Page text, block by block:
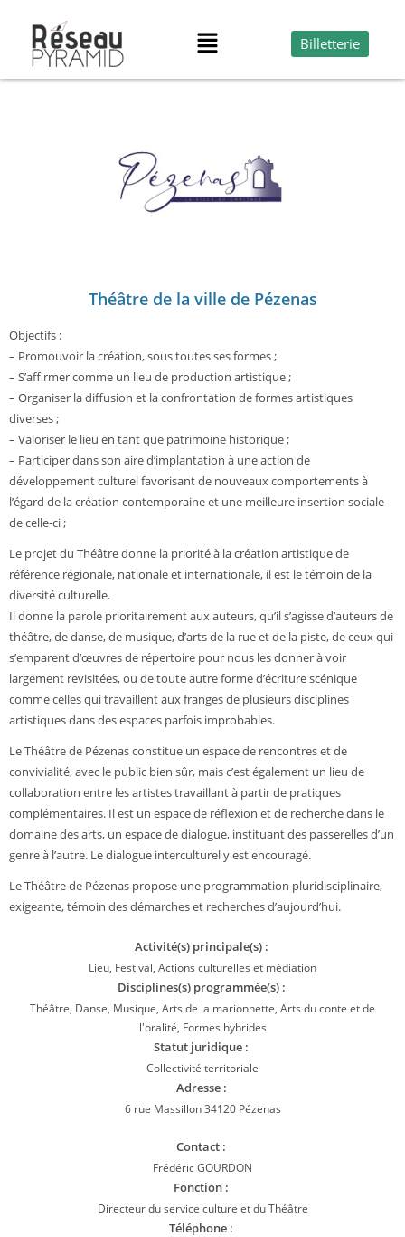
Billetterie
Théâtre de la ville de Pézenas
Objectifs :
– Promouvoir la création, sous toutes ses formes ;
– S’affirmer comme un lieu de production artistique ;
– Organiser la diffusion et la confrontation de formes artistiques
diverses ;
– Valoriser le lieu en tant que patrimoine historique ;
– Participer dans son aire d’implantation à une action de
développement culturel favorisant de nouveaux comportements à
l’égard de la création contemporaine et une meilleure insertion sociale
de celle-ci ;
Le projet du Théâtre donne la priorité à la création artistique de
référence régionale, nationale et internationale, il est le témoin de la
diversité culturelle.
Il donne la parole prioritairement aux auteurs, qu’il s’agisse d’auteurs de
théâtre, de danse, de musique, d’arts de la rue et de la piste, de ceux qui
s’emparent d’œuvres de répertoire pour nous les donner à voir
largement revisitées, ou de toute autre forme d’écriture scénique
comme celles qui travaillent aux franges de plusieurs disciplines
artistiques dans des espaces parfois improbables.
Le Théâtre de Pézenas constitue un espace de rencontres et de
convivialité, avec le public bien sûr, mais c’est également un lieu de
collaboration entre les artistes travaillant à partir de pratiques
complémentaires. Il est un espace de réflexion et de recherche dans le
domaine des arts, un espace de dialogue, instituant des passerelles d’un
genre à l’autre. Le dialogue interculturel y est encouragé.
Le Théâtre de Pézenas propose une programmation pluridisciplinaire,
exigeante, témoin des démarches et recherches d’aujourd’hui.
Activité(s) principale(s) :
Lieu, Festival, Actions culturelles et médiation
Disciplines(s) programmée(s) :
Théâtre, Danse, Musique, Arts de la marionnette, Arts du conte et de
l'oralité, Formes hybrides
Statut juridique :
Collectivité territoriale
Adresse :
6 rue Massillon 34120 Pézenas
Contact :
Frédéric GOURDON
Fonction :
Directeur du service culture et du Théâtre
Téléphone :